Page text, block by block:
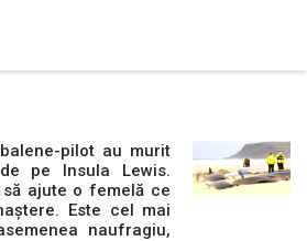
pilot au murit
pe Insula Lewis.
ajute o femelă ce
Este cel mai
naufragiu,